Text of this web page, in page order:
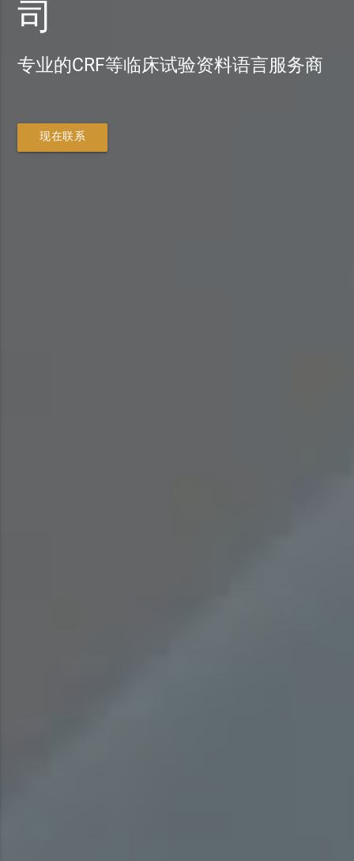
司
专业的CRF等临床试验资料语言服务商
现在联系